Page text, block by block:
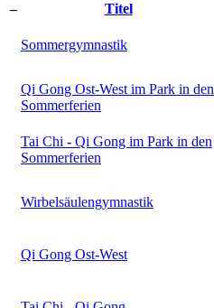
–
Titel
Sommergymnastik
Qi Gong Ost-West im Park in den
Sommerferien
Tai Chi - Qi Gong im Park in den
Sommerferien
Wirbelsäulengymnastik
Qi Gong Ost-West